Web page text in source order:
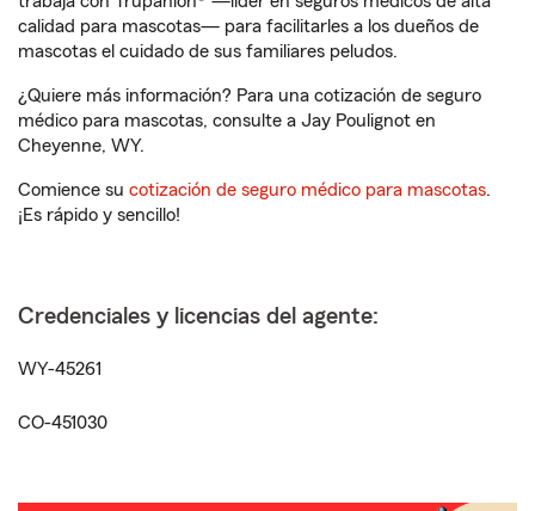
calidad para mascotas— para facilitarles a los dueños de
mascotas el cuidado de sus familiares peludos.
¿Quiere más información? Para una cotización de seguro
médico para mascotas, consulte a Jay Poulignot en
Cheyenne, WY.
Comience su cotización de seguro médico para mascotas.
¡Es rápido y sencillo!
Credenciales y licencias del agente:
WY-45261
CO-451030